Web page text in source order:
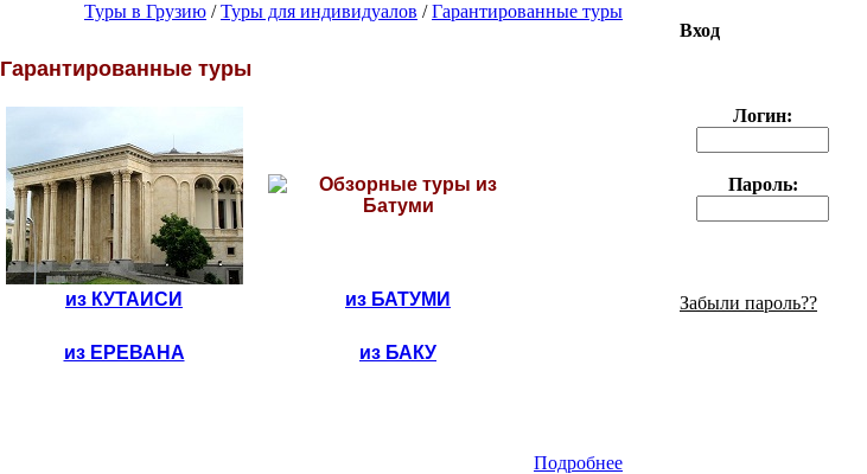
Туры в Грузию /Туры для индивидуалов /Гарантированные туры
Гарантированные туры
из КУТАИСИ из БАТУМИ
из ЕРЕВАНА из БАКУ
Подробнее
Вход
Логин:
Пароль:
Забыли пароль??